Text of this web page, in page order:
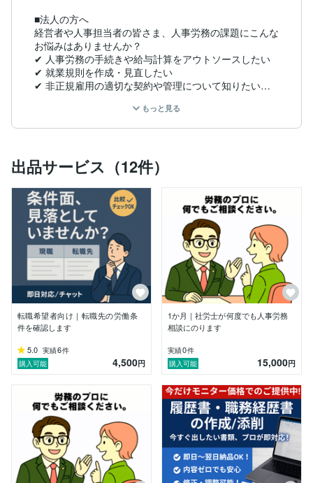
■法人の方へ
経営者や人事担当者の皆さま、人事労務の課題にこんな
お悩みはありませんか？
✔ 人事労務の手続きや給与計算をアウトソースしたい
✔ 就業規則を作成・見直したい
✔ 非正規雇用の適切な契約や管理について知りたい
トラブルなど）を防ぎたい
✔ 働き方改革・健康経営を推進したい
本業に集中できるよう、貴社の労務管理をサポートいた
します！
■ 個人の方へ
働く上での不安や悩み、こんなことはありませんか？
✔ 就職・転職活動の進め方を知りたい
✔ 面接対策や履歴書・職務経歴書の添削をしてほしい
✔ 内定が出たけど、労働条件を確認したい
✔ ブラック企業かもしれない…どうすれば？
✔ 育児と仕事の両立に悩んでいる
✔ ケガや病気で働けないとき、どんな制度が使える？
「会社に相談しづらい」「誰に聞いたらいいかわからな
そんなときに、お気軽にご相談ください！
■担当者１自己紹介
私は、財閥系倉庫会社で6年間、通関業務・食品衛生法
の申請・動物検疫・植物検疫の業務を経験 しました。
その後、DX部門でBPR（業務プロセス改革）や物流プ
ラットフォームの開発 に携わり、現在は大手HR領域の
企業にて研修の提供 を行っています。
「経営者が本業に集中できる環境を整えること」「個人
もっと見る
出品サービス（12件）
転職希望者向け｜転職先の労働条
件を確認します
5.0 実績6件
購入可能
4,500円
1か月｜社労士が何度でも人事労務
相談にのります
実績0件
購入可能
15,000円